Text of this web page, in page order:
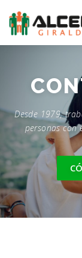
contenido
NOTICIAS
TIENDA
Desde 1979,
personas con